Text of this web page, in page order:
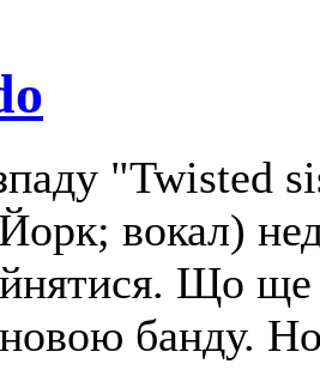
"Twisted
вокал)
Що ще
банду.